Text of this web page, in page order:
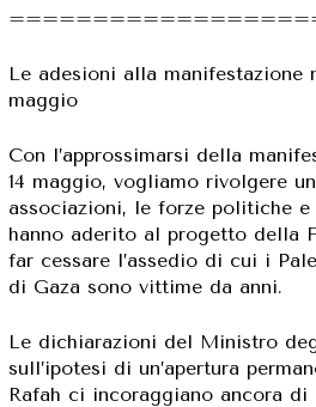
Le adesioni alla manifestazione
maggio
Con l’approssimarsi della
14 maggio, vogliamo rivolgere
associazioni, le forze politiche
hanno aderito al progetto della
far cessare l’assedio di cui i
di Gaza sono vittime da anni.
Le dichiarazioni del Ministro
sull’ipotesi di un’apertura
Rafah ci incoraggiano ancora